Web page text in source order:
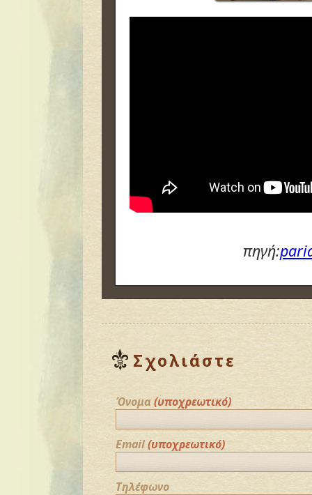
πηγή:
Σχολιάστε
Όνομα (υποχρεωτικό)
Email(υποχρεωτικό)
Τηλέφωνο